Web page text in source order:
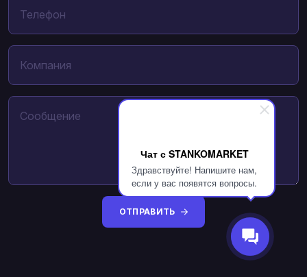
Чат с STANKOMARKET
Здравствуйте! Напишите нам,
если у вас появятся вопросы.
ОТПРАВИТЬ